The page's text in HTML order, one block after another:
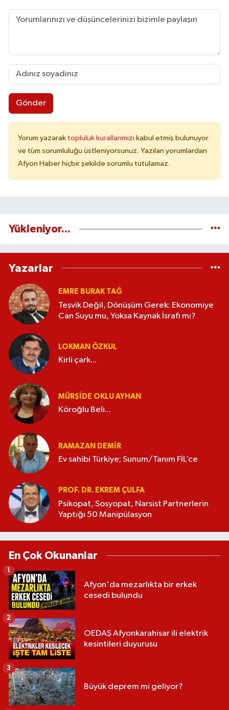
Gönder
Yorum yazarak topluluk kurallarımızı kabul etmiş bulunuyor
ve tüm sorumluluğu üstleniyorsunuz. Yazılan yorumlardan
Afyon Haber hiçbir şekilde sorumlu tutulamaz.
Yükleniyor...
Yazarlar
EMRE BURAK TAĞ
Teşvik Değil, Dönüşüm Gerek: Ekonomiye
Can Suyu mu, Yoksa Kaynak İsrafı mı?
LOKMAN ÖZKUL
Kirli çark...
MÜRŞIDE OKLU AYHAN
Köroğlu Beli...
RAMAZAN DEMİR
Ev sahibi Türkiye; Sunum/Tanım FİL’ce
PROF. DR. EKREM ÇULFA
Psikopat, Sosyopat, Narsist Partnerlerin
Yaptığı 50 Manipülasyon
En Çok Okunanlar
Afyon'da mezarlıkta bir erkek
cesedi bulundu
1
OEDAŞ Afyonkarahisar ili elektrik
kesintileri duyurusu
2
Büyük deprem mi geliyor?
3